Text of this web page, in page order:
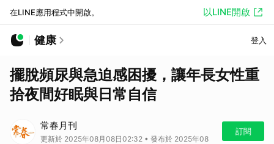
在LINE應用程式中開啟。 以LINE開啟
健康 登入
擺脫頻尿與急迫感困擾，讓年長女性重
拾夜間好眠與日常自信
常春月刊
更新於 2025年08月08日02:32 • 發布於 2025年08
訂閱